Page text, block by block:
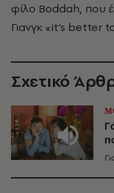
φίλο Boddah, που
Γιανγκ «it’s
Σχετικό